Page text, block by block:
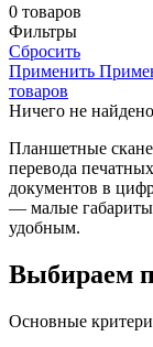
0 товаров
Фильтры
Сбросить
Применить
товаров
Ничего не найдено
Планшетные
перевода
документов в
— малые
удобным.
Выбираем
Основные